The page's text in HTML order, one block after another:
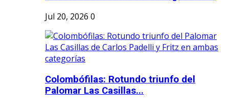
Jul 20, 2026 0
Colombófilas: Rotundo triunfo del
Palomar Las Casillas...